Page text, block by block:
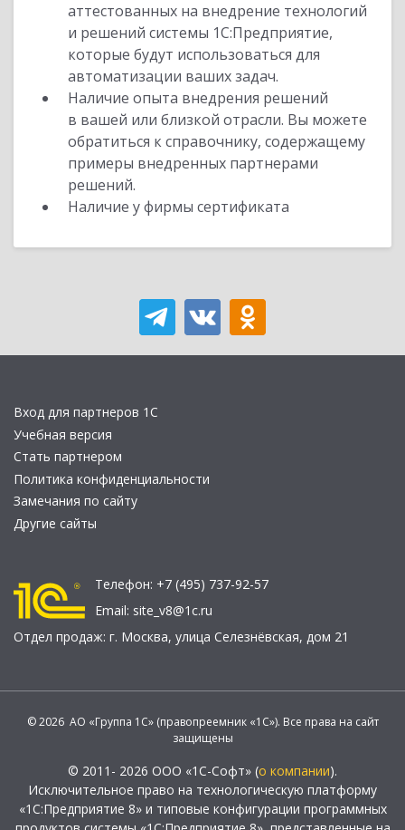
аттестованных на внедрение технологий
и решений системы 1С:Предприятие,
которые будут использоваться для
автоматизации ваших задач.
Наличие опыта внедрения решений
в вашей или близкой отрасли. Вы можете
обратиться к справочнику, содержащему
примеры внедренных партнерами
решений.
Наличие у фирмы сертификата
Вход для партнеров 1С
Учебная версия
Стать партнером
Политика конфиденциальности
Замечания по сайту
Другие сайты
Телефон: +7 (495) 737-92-57
Email: site_v8@1c.ru
Отдел продаж: г. Москва, улица Селезнёвская, дом 21
© 2026 АО «Группа 1С» (правопреемник «1С»). Все права на сайт
защищены
© 2011- 2026 ООО «1С-Софт» (о компании).
Исключительное право на технологическую платформу
«1С:Предприятие 8» и типовые конфигурации программных